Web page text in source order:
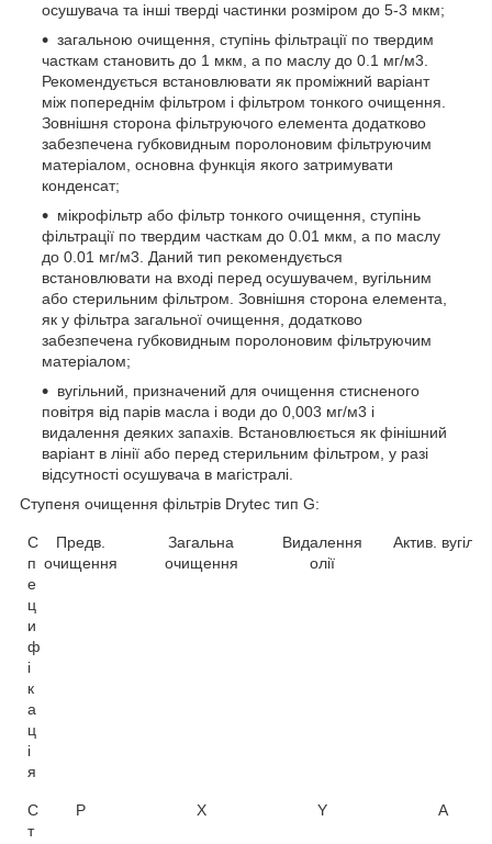
осушувача та інші тверді частинки розміром до 5-3 мкм;
загальною очищення, ступінь фільтрації по твердим
часткам становить до 1 мкм, а по маслу до 0.1 мг/м3.
Рекомендується встановлювати як проміжний варіант
між попереднім фільтром і фільтром тонкого очищення.
Зовнішня сторона фільтруючого елемента додатково
забезпечена губковидным поролоновим фільтруючим
матеріалом, основна функція якого затримувати
конденсат;
мікрофільтр або фільтр тонкого очищення, ступінь
фільтрації по твердим часткам до 0.01 мкм, а по маслу
до 0.01 мг/м3. Даний тип рекомендується
встановлювати на вході перед осушувачем, вугільним
або стерильним фільтром. Зовнішня сторона елемента,
як у фільтра загальної очищення, додатково
забезпечена губковидным поролоновим фільтруючим
матеріалом;
вугільний, призначений для очищення стисненого
повітря від парів масла і води до 0,003 мг/м3 і
видалення деяких запахів. Встановлюється як фінішний
варіант в лінії або перед стерильним фільтром, у разі
відсутності осушувача в магістралі.
Ступеня очищення фільтрів Drytec тип G:
С
п
е
ц
и
ф
і
к
а
ц
і
я
Предв.
очищення
Загальна
очищення
Видалення
олії
Актив. вугілля
С
т
P X Y A